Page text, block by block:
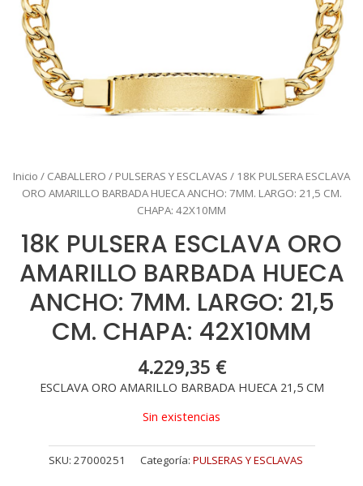
Inicio / CABALLERO / PULSERAS Y ESCLAVAS / 18K PULSERA ESCLAVA
ORO AMARILLO BARBADA HUECA ANCHO: 7MM. LARGO: 21,5 CM.
CHAPA: 42X10MM
18K PULSERA ESCLAVA ORO
AMARILLO BARBADA HUECA
ANCHO: 7MM. LARGO: 21,5
CM. CHAPA: 42X10MM
4.229,35 €
ESCLAVA ORO AMARILLO BARBADA HUECA 21,5 CM
Sin existencias
SKU: 27000251 Categoría: PULSERAS Y ESCLAVAS